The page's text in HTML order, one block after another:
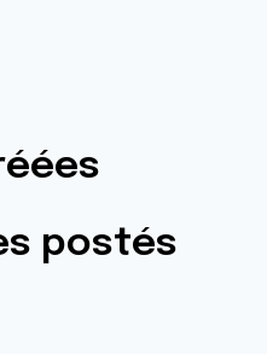
postés